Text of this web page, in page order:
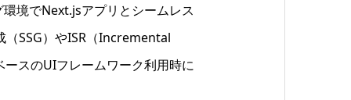
境でNext.jsアプリとシームレス
SSG）やISR（Incremental
スのUIフレームワーク利用時に